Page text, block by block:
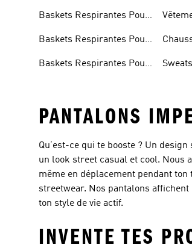
Baskets Respirantes Pour
Baskets Respirantes Pour
Baskets Respirantes Pour
PANTALONS
Qu’est-ce qui te booste ? Un
un look street casual et cool. Nous
même en déplacement pendant
streetwear. Nos pantalons
ton style de vie actif.
INVENTE TES